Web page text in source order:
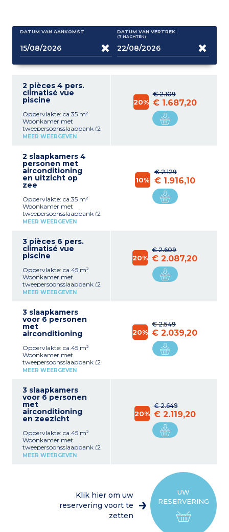
DATUM VAN AANKOMST: DATUM VAN VERTREK:
(7 NACHTEN)
2 pièces 4 pers.
climatisé vue
piscine
Oppervlakte: ca.35 m²
Woonkamer met
tweepersoonsslaapbank (2
aparte matrassen) Volledig
gecombineerde
magnetron,
koffiezetapparaat,
koelkast) 1 slaapkamer met
1 tweepersoonsbed (of 2
aanvraag)
Badkamer met bad of
douche
MEER WEERGEVEN
€ 2.109
20% € 1.687,20
2 slaapkamers 4
personen met
airconditioning
en uitzicht op
zee
Oppervlakte: ca.35 m²
Woonkamer met
tweepersoonsslaapbank (2
aparte matrassen)
kookplaat, gecombineerde
magnetron,
koffiezetapparaat,
1 tweepersoonsbed (of 2
enkele bedden op
aanvraag)
Badkamer met bad of
MEER WEERGEVEN
€ 2.129
10% € 1.916,10
3 pièces 6 pers.
climatisé vue
piscine
Oppervlakte: ca.45 m²
Woonkamer met
tweepersoonsslaapbank (2
aparte matrassen)
kookplaat, gecombineerde
magnetron,
koffiezetapparaat,
koelkast) 2 slaapkamers
2 enkele bedden op
aanvraag)
Badkamer met ligbad
MEER WEERGEVEN
€ 2.609
20% € 2.087,20
3 slaapkamers
voor 6 personen
met
airconditioning
Oppervlakte: ca.45 m²
Woonkamer met
tweepersoonsslaapbank (2
aparte matrassen) Volledig
gecombineerde
magnetron,
koffiezetapparaat,
koelkast) 2 slaapkamers
met 1 tweepersoonsbed (of
aanvraag)
Badkamer met ligbad
MEER WEERGEVEN
€ 2.549
20% € 2.039,20
3 slaapkamers
voor 6 personen
met
airconditioning
en zeezicht
Oppervlakte: ca.45 m²
Woonkamer met
tweepersoonsslaapbank (2
aparte matrassen)
koelkast) 2 slaapkamers
met 1 tweepersoonsbed (of
MEER WEERGEVEN
€ 2.649
20% € 2.119,20
UW
RESERVERING
Klik hier om uw
reservering voort te
zetten